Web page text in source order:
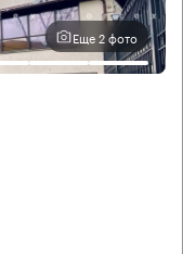
Еще 2 фото